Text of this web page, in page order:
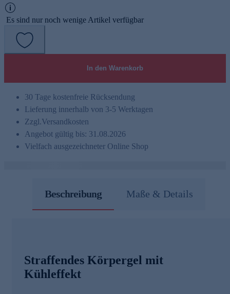
Es sind nur noch wenige Artikel verfügbar
In den Warenkorb
30 Tage kostenfreie Rücksendung
Lieferung innerhalb von 3-5 Werktagen
Zzgl.Versandkosten
Angebot gültig bis: 31.08.2026
Vielfach ausgezeichneter Online Shop
Beschreibung Maße & Details
Straffendes Körpergel mit
Kühleffekt